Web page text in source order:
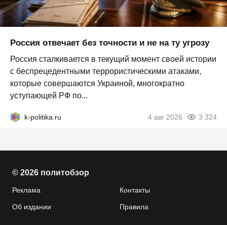
Россия отвечает без точности и не на ту угрозу
Россия сталкивается в текущий момент своей истории
с беспрецедентными террористическими атаками,
которые совершаются Украиной, многократно
уступающей РФ по...
k-politika.ru 4 авг 2026 3 324
© 2026 политобзор
Реклама Контакты
Об издании Правила